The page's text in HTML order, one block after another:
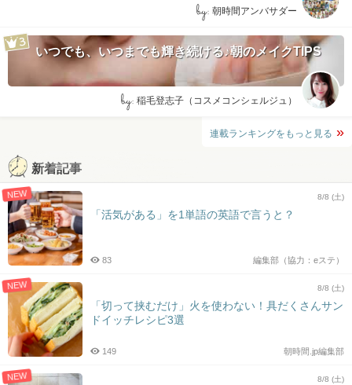
by: 朝時間アンバサダー
いつでも、いつまでも輝き続ける♪朝のメイクTIPS
by: 稲毛登志子（コスメコンシェルジュ）
連載ランキングをもっと見る
新着記事
NEW 8/8 (土)
「活気がある」を1単語の英語で言うと？
編集部（協力：eステ）
83
NEW 8/8 (土)
「切って挟むだけ」火を使わない！具だくさんサン
ドイッチレシピ3選
朝時間.jp編集部
149
NEW 8/8 (土)